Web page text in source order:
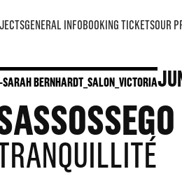
GENERAL INFOBOOKING TICKETSOUR
SARAH BERNHARDT_SALON_VICTORIA